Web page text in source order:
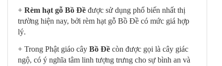
+ Rèm hạt gỗ Bồ Đề được sử dụng phổ biến nhất thị
trường hiện nay, bởi rèm hạt gỗ Bồ Đề có mức giá hợp
lý.
+ Trong Phật giáo cây Bồ Đề còn được gọi là cây giác
ngộ, có ý nghĩa tâm linh tượng trưng cho sự bình an và